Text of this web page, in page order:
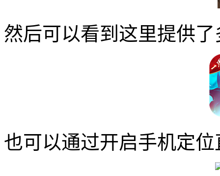
然后可以看到这里提供
也可以通过开启手机定